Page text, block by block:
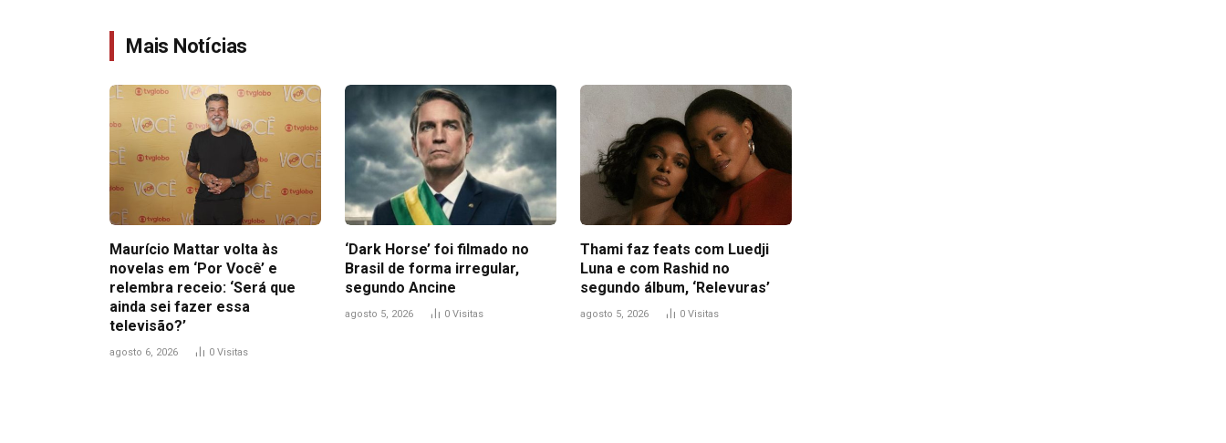
Mais Notícias
Maurício Mattar volta às
novelas em ‘Por Você’ e
relembra receio: ‘Será que
ainda sei fazer essa
televisão?’
agosto 6, 2026 0 Visitas
‘Dark Horse’ foi filmado no
Brasil de forma irregular,
segundo Ancine
agosto 5, 2026 0 Visitas
Thami faz feats com Luedji
Luna e com Rashid no
segundo álbum, ‘Relevuras’
agosto 5, 2026 0 Visitas